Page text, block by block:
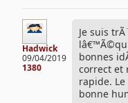
Hadwick
09/04/2019
1380
Je suis
bonnes
correct et
rapide.
bonne